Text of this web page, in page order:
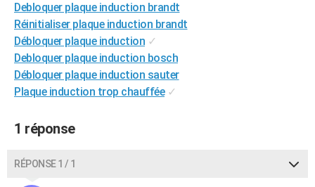
GUIDES D'ACHAT
BONS PLANS
CARTE DE VOEUX
Dictionnaire
Biographies
Citations
Expressions
Proverbes
PROGRAMME TV
COPAINS D'AVANT
Debloquer plaque induction brandt
Réinitialiser plaque induction brandt
Débloquer plaque induction ✓
Debloquer plaque induction bosch
Débloquer plaque induction sauter
Plaque induction trop chauffée ✓
1 réponse
RÉPONSE 1 / 1